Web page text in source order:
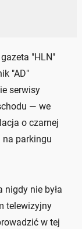
"HLN"
"AD"
serwisy
— we
o czarnej
na parkingu
nigdy nie była
telewizyjny
w tej